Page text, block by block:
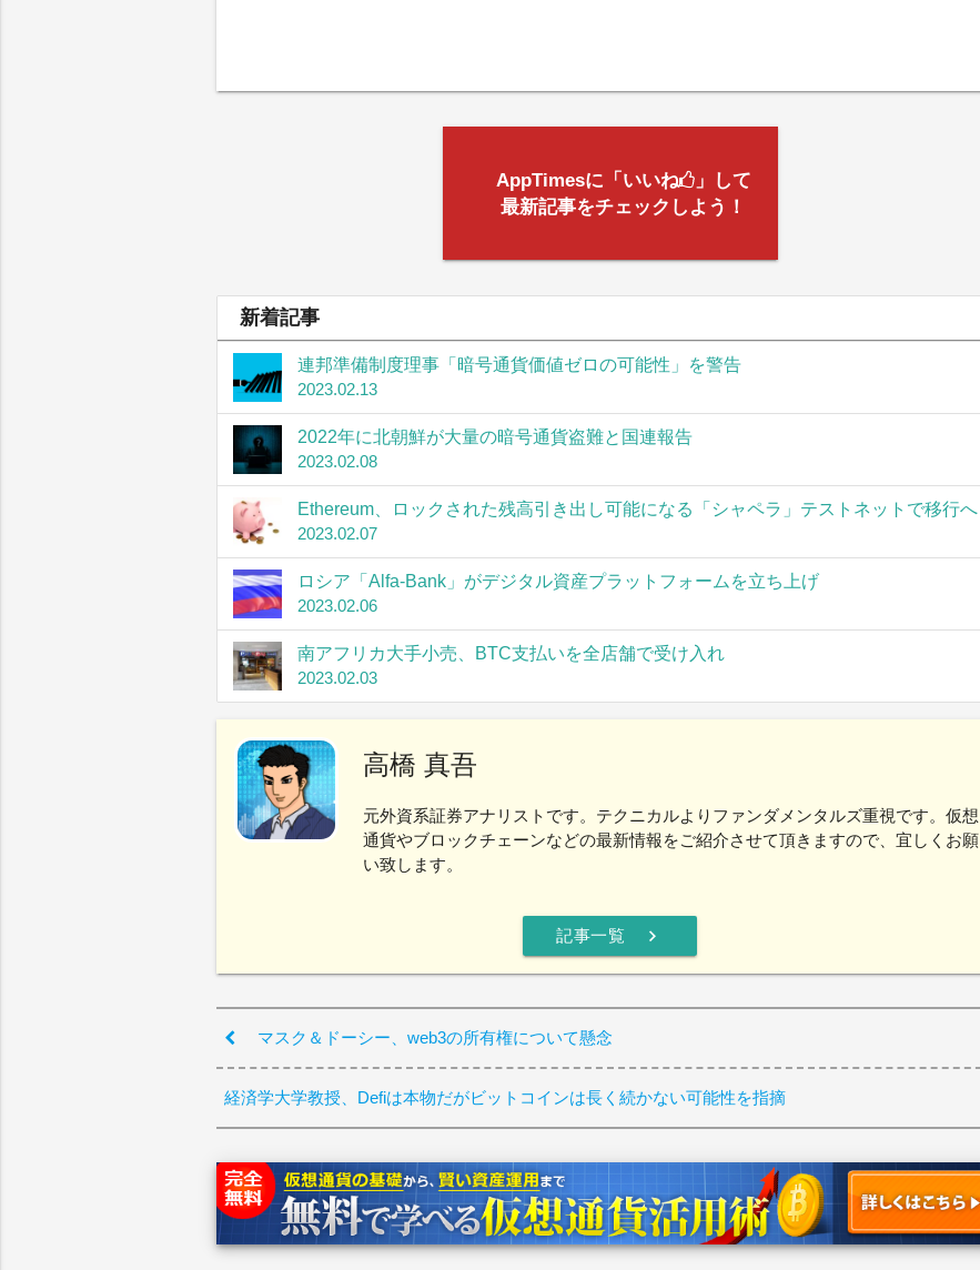
AppTimesに「いいね
」して
最新記事をチェックしよう！
新着記事
連邦準備制度理事「暗号通貨価値ゼロの可能性」を警告
2023.02.13
2022年に北朝鮮が大量の暗号通貨盗難と国連報告
2023.02.08
Ethereum、ロックされた残高引き出し可能になる「シャペラ」テストネットで移行へ
2023.02.07
ロシア「Alfa-Bank」がデジタル資産プラットフォームを立ち上げ
2023.02.06
南アフリカ大手小売、BTC支払いを全店舗で受け入れ
2023.02.03
高橋 真吾
元外資系証券アナリストです。テクニカルよりファンダメンタルズ重視です。仮想
通貨やブロックチェーンなどの最新情報をご紹介させて頂きますので、宜しくお願
い致します。
記事一覧 chevron_right
マスク＆ドーシー、web3の所有権について懸念
経済学大学教授、Defiは本物だがビットコインは長く続かない可能性を指摘